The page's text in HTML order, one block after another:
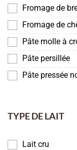
Fromage de
Fromage de
Pâte molle à
Pâte persillée
Pâte pressée
TYPE DE LAIT
Lait cru